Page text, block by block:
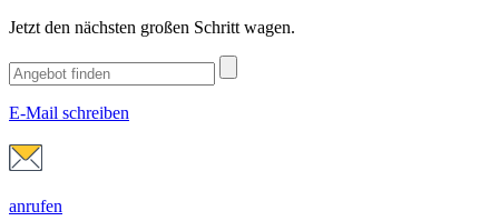
Jetzt den nächsten großen Schritt wagen.
E-Mail schreiben
anrufen